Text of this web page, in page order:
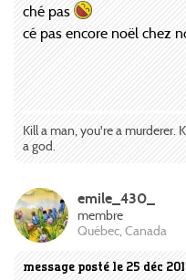
ché pas
cé pas encore noël chez
Kill a man, you're a murderer.
a god.
message posté le 25 déc
emile_430_
membre
Québec, Canada